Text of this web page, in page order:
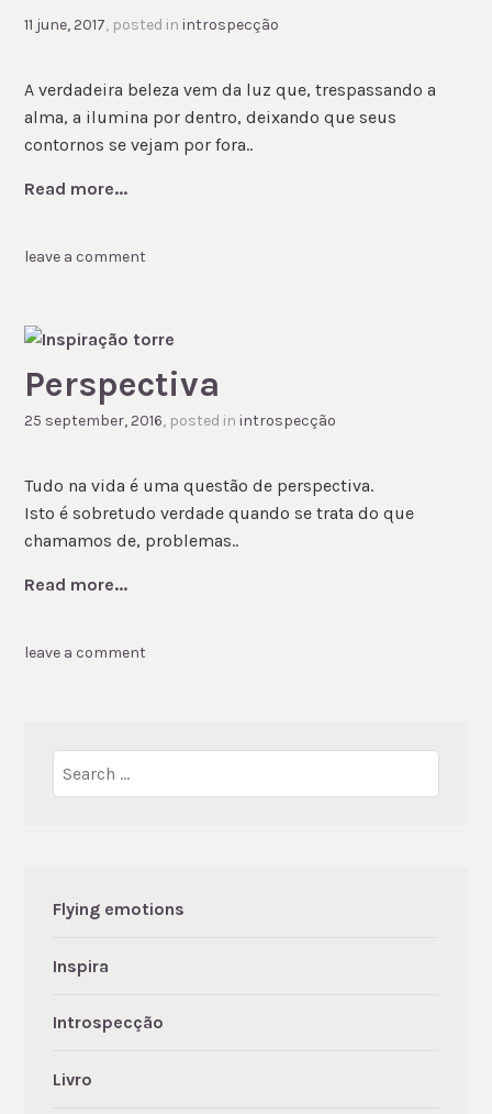
11 june, 2017, posted inintrospecção
A verdadeira beleza vem da luz que, trespassando a
alma, a ilumina por dentro, deixando que seus
contornos se vejam por fora..
Read more...
leave a comment
Perspectiva
25 september, 2016, posted inintrospecção
Tudo na vida é uma questão de perspectiva.
Isto é sobretudo verdade quando se trata do que
chamamos de, problemas..
Read more...
leave a comment
for:
Flying emotions
Inspira
Introspecção
Livro